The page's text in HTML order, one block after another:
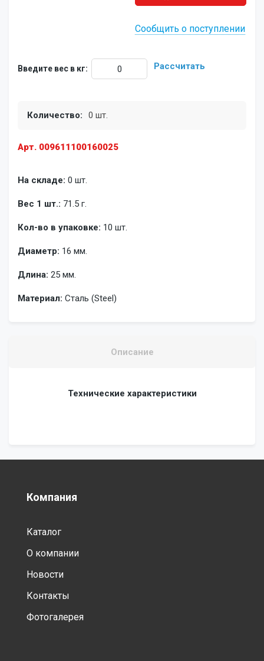
Арт. 009611100160025
На складе: 0 шт.
Вес 1 шт.: 71.5 г.
Кол-во в упаковке: 10 шт.
Диаметр: 16 мм.
Длина: 25 мм.
Материал: Сталь (Steel)
Сообщить о поступлении
Введите вес в кг: Рассчитать
Количество: 0 шт.
Описание
Технические характеристики
Компания
Каталог
О компании
Новости
Контакты
Фотогалерея